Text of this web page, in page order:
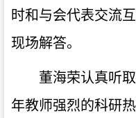
时和与会代表交流
现场解答。
董海荣认真听
年教师强烈的科研